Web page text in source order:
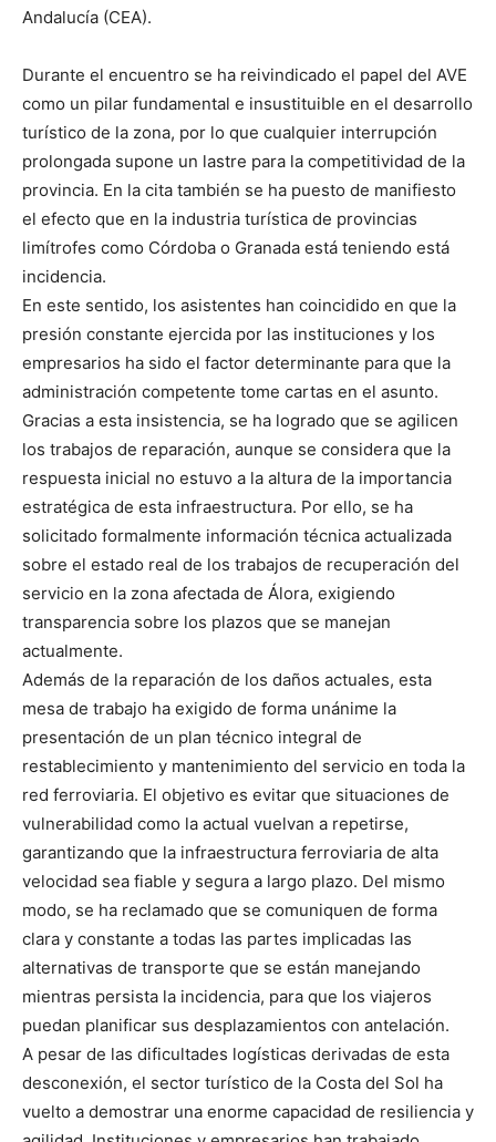
Andalucía (CEA).
Durante el encuentro se ha reivindicado el papel del AVE
como un pilar fundamental e insustituible en el desarrollo
turístico de la zona, por lo que cualquier interrupción
prolongada supone un lastre para la competitividad de la
provincia. En la cita también se ha puesto de manifiesto
el efecto que en la industria turística de provincias
limítrofes como Córdoba o Granada está teniendo está
incidencia.
En este sentido, los asistentes han coincidido en que la
presión constante ejercida por las instituciones y los
empresarios ha sido el factor determinante para que la
administración competente tome cartas en el asunto.
Gracias a esta insistencia, se ha logrado que se agilicen
los trabajos de reparación, aunque se considera que la
respuesta inicial no estuvo a la altura de la importancia
estratégica de esta infraestructura. Por ello, se ha
solicitado formalmente información técnica actualizada
sobre el estado real de los trabajos de recuperación del
servicio en la zona afectada de Álora, exigiendo
transparencia sobre los plazos que se manejan
actualmente.
Además de la reparación de los daños actuales, esta
mesa de trabajo ha exigido de forma unánime la
presentación de un plan técnico integral de
restablecimiento y mantenimiento del servicio en toda la
red ferroviaria. El objetivo es evitar que situaciones de
vulnerabilidad como la actual vuelvan a repetirse,
garantizando que la infraestructura ferroviaria de alta
velocidad sea fiable y segura a largo plazo. Del mismo
modo, se ha reclamado que se comuniquen de forma
clara y constante a todas las partes implicadas las
alternativas de transporte que se están manejando
mientras persista la incidencia, para que los viajeros
puedan planificar sus desplazamientos con antelación.
A pesar de las dificultades logísticas derivadas de esta
desconexión, el sector turístico de la Costa del Sol ha
vuelto a demostrar una enorme capacidad de resiliencia y